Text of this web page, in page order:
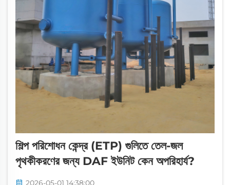
শিল্প পরিশোধন কেন্দ্র (ETP) গুলিতে তেল-জল
পৃথকীকরণের জন্য DAF ইউনিট কেন অপরিহার্য?
2026-05-01 14:38:00